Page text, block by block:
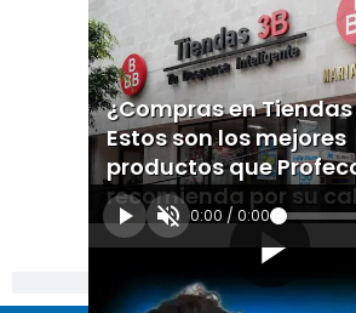
¿Compras en Tiendas
Estos son los mejores
productos que
recomienda por su
0:00 / 0:00
[Publicidad]